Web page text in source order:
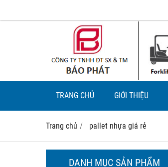
TRANG CHỦ GIỚI THIỆU
Trang chủ pallet nhựa giá rẻ
DANH MỤC SẢN PHẨM